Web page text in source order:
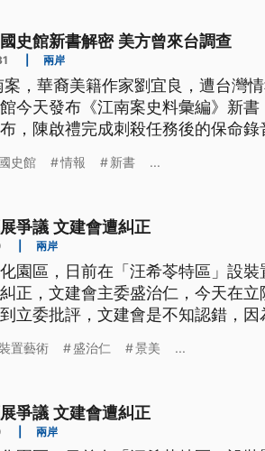
國史館新書解密 美方曾來台調查
兩岸
，華裔美籍作家劉宜良，遭台灣
今天發布《江南案史料彙編》新
，陳啟禮完成刺殺任務後的保命
料彙編》新書，詳述從1973年5月開
國史館 情報 新書 ...
爭議 文建會遭糾正
兩岸
園區，日前在「汪希苓特區」設
正，文建會主委盛治仁，今天在
立委批評，文建會是不知認錯，
發爭議，文建會相關負責人員，遭
置藝術 盛治仁 景美 ...
爭議 文建會遭糾正
兩岸